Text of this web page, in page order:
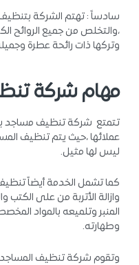
سادساً : تهتم الشركة
،والتخلص من جميع الروائح
وتركها ذات رائحة عطرة
مهام شركة
تتمتع شركة تنظيف مساجد
عملائها ،حيث يتم تنظيف
ليس لها مثيل.
كما تشمل الخدمة أيضاً
وازالة الأتربة من على
المنبر وتلميعه بالمواد
وطهارته.
وتقوم شركة تنظيف المساجد